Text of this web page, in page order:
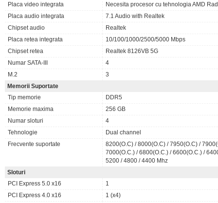
Placa video integrata
Necesita procesor cu tehnologia AMD
Placa audio integrata
7.1 Audio with Realtek
Chipset audio
Realtek
Placa retea integrata
10/100/1000/2500/5000 Mbps
Chipset retea
Realtek 8126VB 5G
Numar SATA-III
4
M.2
3
Memorii Suportate
Tip memorie
DDR5
Memorie maxima
256 GB
Numar sloturi
4
Tehnologie
Dual channel
Frecvente suportate
8200(O.C) / 8000(O.C) / 7950(O.C) /
7000(O.C.) / 6800(O.C.) / 6600(O.C.) /
5200 / 4800 / 4400 Mhz
Sloturi
PCI Express 5.0 x16
1
PCI Express 4.0 x16
1 (x4)